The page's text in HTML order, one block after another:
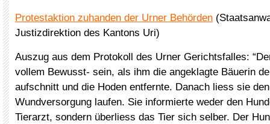
Protestaktion zuhanden der Urner Behörden
Justizdirektion des Kantons Uri)
Auszug aus dem Protokoll des Urner Gerichtsfalles:
vollem Bewusst- sein, als ihm die angeklagte Bäuerin
aufschnitt und die Hoden entfernte. Danach liess sie
Wundversorgung laufen. Sie informierte weder den
Tierarzt, sondern überliess das Tier sich selber. Der